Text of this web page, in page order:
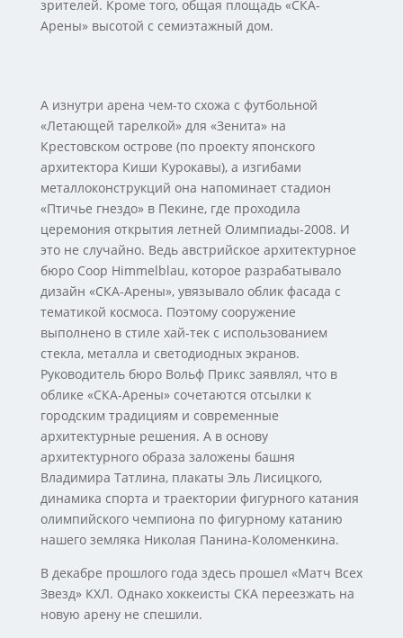
зрителей. Кроме того, общая площадь «СКА-
Арены» высотой с семиэтажный дом.
А изнутри арена чем-то схожа с футбольной
«Летающей тарелкой» для «Зенита» на
Крестовском острове (по проекту японского
архитектора Киши Курокавы), а изгибами
металлоконструкций она напоминает стадион
«Птичье гнездо» в Пекине, где проходила
церемония открытия летней Олимпиады-2008. И
это не случайно. Ведь австрийское архитектурное
бюро Coop Himmelblau, которое разрабатывало
дизайн «СКА-Арены», увязывало облик фасада с
тематикой космоса. Поэтому сооружение
выполнено в стиле хай-тек с использованием
стекла, металла и светодиодных экранов.
Руководитель бюро Вольф Прикс заявлял, что в
облике «СКА-Арены» сочетаются отсылки к
городским традициям и современные
архитектурные решения. А в основу
архитектурного образа заложены башня
Владимира Татлина, плакаты Эль Лисицкого,
динамика спорта и траектории фигурного катания
олимпийского чемпиона по фигурному катанию
нашего земляка Николая Панина-Коломенкина.
В декабре прошлого года здесь прошел «Матч Всех
Звезд» КХЛ. Однако хоккеисты СКА переезжать на
новую арену не спешили.